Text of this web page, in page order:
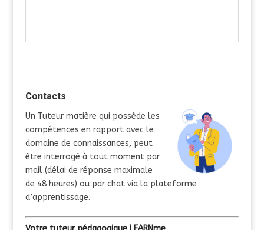
Contacts
Un Tuteur matière qui possède les
compétences en rapport avec le
domaine de connaissances, peut
être interrogé à tout moment par
mail (délai de réponse maximale
de 48 heures) ou par chat via la plateforme
d’apprentissage.